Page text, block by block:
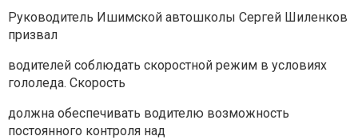
Руководитель Ишимской автошколы Сергей Шиленков
призвал
водителей соблюдать скоростной режим в условиях
гололеда. Скорость
должна обеспечивать водителю возможность
постоянного контроля над